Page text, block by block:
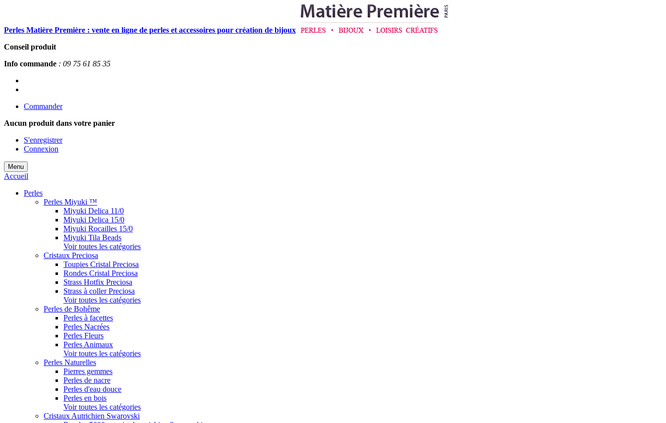
Perles Matière Première : vente en ligne de perles et accessoires pour création de bijoux
Conseil produit
Info commande : 09 75 61 85 35
Commander
Aucun produit dans votre panier
S'enregistrer
Connexion
Menu
Accueil
Perles
Perles Miyuki ™
Miyuki Delica 11/0
Miyuki Delica 15/0
Miyuki Rocailles 15/0
Miyuki Tila Beads
Voir toutes les catégories
Cristaux Preciosa
Toupies Cristal Preciosa
Rondes Cristal Preciosa
Strass Hotfix Preciosa
Strass à coller Preciosa
Voir toutes les catégories
Perles de Bohême
Perles à facettes
Perles Nacrées
Perles Fleurs
Perles Animaux
Voir toutes les catégories
Perles Naturelles
Pierres gemmes
Perles de nacre
Perles d'eau douce
Perles en bois
Voir toutes les catégories
Cristaux Autrichien Swarovski